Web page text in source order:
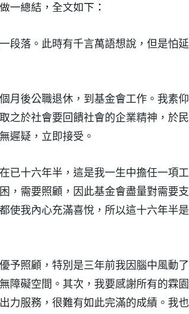
一總結，全文如下：
段落。此時有千言萬語想說，但是怕延
月後公職退休，到基金會工作。我素仰
之於社會要回饋社會的企業精神，於民
遲疑，立即接受。
已十六年半，這是我一生中擔任一項工
，需要照顧，因此基金會盡量對需要支
使我內心充滿喜悅，所以這十六年半是
予照顧，特別是三年前我因腦中風動了
障礙空間。其次，我要感謝所有的霖園
力服務，很難有如此完滿的成績。我也